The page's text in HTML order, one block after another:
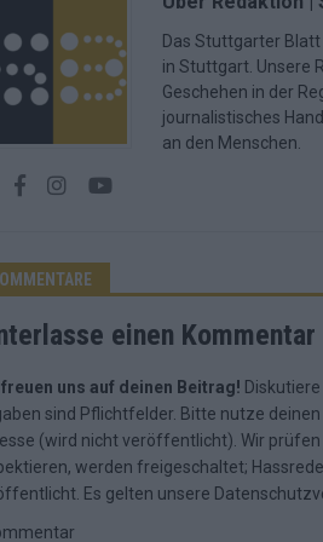
Das Stuttgarter
in Stuttgart. Unsere
Geschehen in der
journalistisches
an den Menschen.
einen Kommentar
uns auf deinen Beitrag!
sind Pflichtfelder. Bitte nutze
(wird nicht veröffentlicht). Wir
werden freigeschaltet;
Es gelten unsere